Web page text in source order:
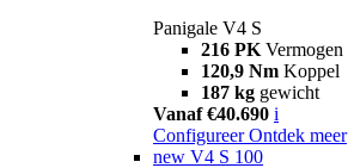
Panigale V4 S
216 PK Vermogen
120,9 Nm Koppel
187 kg gewicht
Vanaf €40.690 i
Configureer Ontdek meer
new V4 S 100